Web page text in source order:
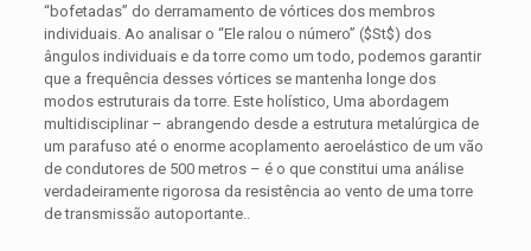
“bofetadas” do derramamento de vórtices dos membros
individuais. Ao analisar o “Ele ralou o número” ($St$) dos
ângulos individuais e da torre como um todo, podemos garantir
que a frequência desses vórtices se mantenha longe dos
modos estruturais da torre. Este holístico, Uma abordagem
multidisciplinar – abrangendo desde a estrutura metalúrgica de
um parafuso até o enorme acoplamento aeroelástico de um vão
de condutores de 500 metros – é o que constitui uma análise
verdadeiramente rigorosa da resistência ao vento de uma torre
de transmissão autoportante..